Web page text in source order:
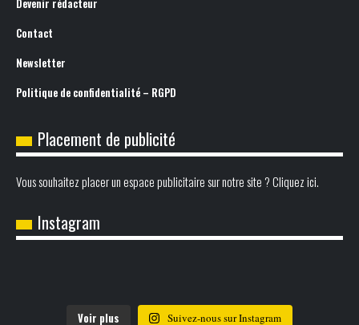
Devenir rédacteur
Contact
Newsletter
Politique de confidentialité – RGPD
Placement de publicité
Vous souhaitez placer un espace publicitaire sur notre site ? Cliquez ici.
Instagram
Voir plus Suivez-nous sur Instagram